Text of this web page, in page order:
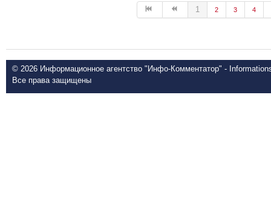
1 2 3 4
© 2026 Информационное агентство "Инфо-Комментатор" -
Все права защищены